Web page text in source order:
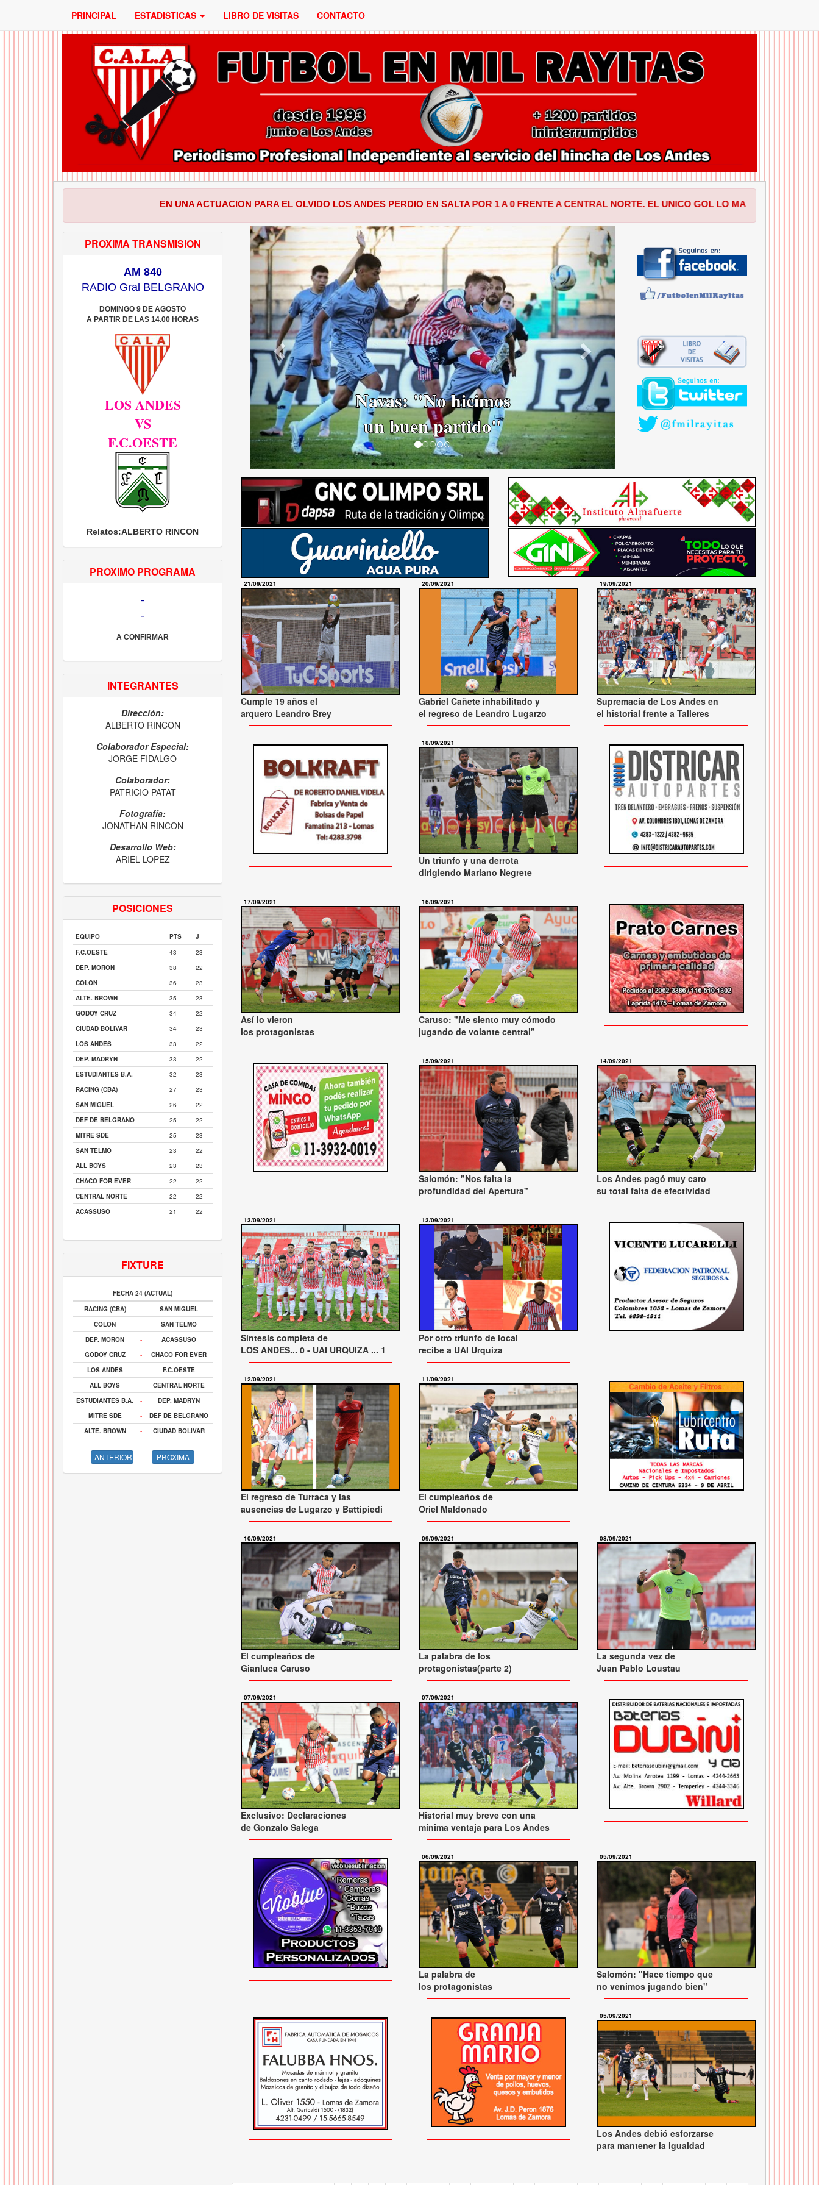
PRINCIPAL ESTADISTICAS LIBRO DE VISITAS CONTACTO
EN UNA ACTUACION PARA EL OLVIDO LOS ANDES PERDIO EN SALTA POR 1 A 0 FRENTE A CENTRAL NORTE. EL UNICO GOL LO MARCO FRANCISCO BORDA
PROXIMA TRANSMISION
AM 840
RADIO Gral BELGRANO
DOMINGO 9 DE AGOSTO
A PARTIR DE LAS 14.00 HORAS
LOS ANDES
VS
F.C.OESTE
Relatos:ALBERTO RINCON
PROXIMO PROGRAMA
-
-
A CONFIRMAR
INTEGRANTES
Dirección:
ALBERTO RINCON
Colaborador Especial:
JORGE FIDALGO
Colaborador:
PATRICIO PATAT
Fotografía:
JONATHAN RINCON
Desarrollo Web:
ARIEL LOPEZ
POSICIONES
EQUIPO PTS
J
F.C.OESTE
43
23
DEP. MORON
38
22
COLON
36
23
ALTE. BROWN
35
23
GODOY CRUZ
34
22
CIUDAD BOLIVAR
34
23
LOS ANDES
33
22
DEP. MADRYN
33
22
ESTUDIANTES B.A.
32
23
RACING (CBA)
27
23
SAN MIGUEL
26
22
DEF DE BELGRANO
25
22
MITRE SDE
25
23
SAN TELMO
23
22
ALL BOYS
23
23
CHACO FOR EVER
22
22
CENTRAL NORTE
22
22
ACASSUSO
21 22
FIXTURE
FECHA 24 (ACTUAL)
RACING (CBA)
-
SAN MIGUEL
COLON
-
SAN TELMO
DEP. MORON
-
ACASSUSO
GODOY CRUZ
-
CHACO FOR EVER
LOS ANDES
-
F.C.OESTE
ALL BOYS
-
CENTRAL NORTE
ESTUDIANTES B.A.
-
DEP. MADRYN
MITRE SDE
-
DEF DE BELGRANO
ALTE. BROWN
- CIUDAD BOLIVAR
ANTERIOR PROXIMA
El Historial marca
ventaja para Ferro
ANTERIOR SIGUIENTE
21/09/2021
Cumple 19 años el
arquero Leandro Brey
20/09/2021
Gabriel Cañete inhabilitado y
el regreso de Leandro Lugarzo
19/09/2021
Supremacía de Los Andes en
el historial frente a Talleres
18/09/2021
Un triunfo y una derrota
dirigiendo Mariano Negrete
17/09/2021
Así lo vieron
los protagonistas
16/09/2021
Caruso: "Me siento muy cómodo
jugando de volante central"
15/09/2021
Salomón: "Nos falta la
profundidad del Apertura"
14/09/2021
Los Andes pagó muy caro
su total falta de efectividad
13/09/2021
Síntesis completa de
LOS ANDES... 0 - UAI URQUIZA ... 1
13/09/2021
Por otro triunfo de local
recibe a UAI Urquiza
12/09/2021
El regreso de Turraca y las
ausencias de Lugarzo y Battipiedi
11/09/2021
El cumpleaños de
Oriel Maldonado
10/09/2021
El cumpleaños de
Gianluca Caruso
09/09/2021
La palabra de los
protagonistas(parte 2)
08/09/2021
La segunda vez de
Juan Pablo Loustau
07/09/2021
Exclusivo: Declaraciones
de Gonzalo Salega
07/09/2021
Historial muy breve con una
mínima ventaja para Los Andes
06/09/2021
La palabra de
los protagonistas
05/09/2021
Salomón: "Hace tiempo que
no venimos jugando bien"
05/09/2021
Los Andes debió esforzarse
para mantener la igualdad